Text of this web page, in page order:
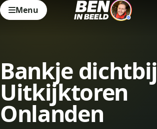
Menu
Bankje dichtbij
Uitkijktoren
Onlanden